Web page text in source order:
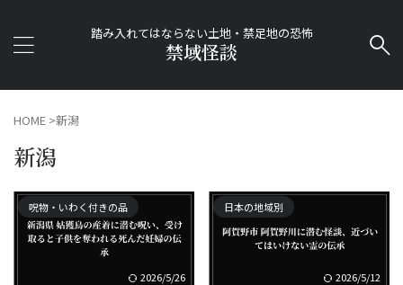
踏み入れてはならない土地・禁足地の恐怖
禁域怪談
HOME >新潟
新潟
呪物・いわく付きの品
2026/5/26
日本の地域別
2026/5/12